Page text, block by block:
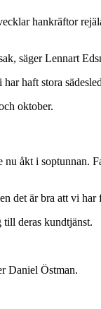
hankräftor
säger Lennart
haft stora
oktober.
åkt i soptunnan.
är bra att vi har
deras kundtjänst.
Daniel Östman.